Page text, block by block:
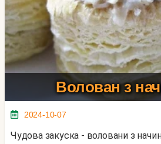
Волован з
2024-10-07
Чудова закуска - воловани з начинкою в домашніх